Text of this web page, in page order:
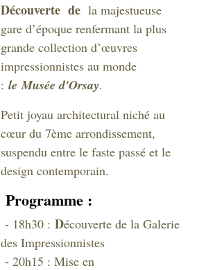
Découverte de la majestueuse
gare d’époque renfermant la plus
grande collection d’œuvres
impressionnistes au monde
: le Musée d'Orsay.
Petit joyau architectural niché au
cœur du 7ème arrondissement,
suspendu entre le faste passé et le
design contemporain.
Programme :
- 18h30 : Découverte de la Galerie
des Impressionnistes
- 20h15 : Mise en